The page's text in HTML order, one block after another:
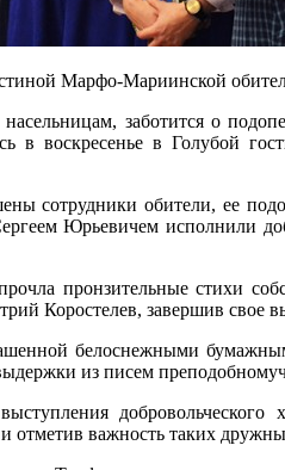
Марфо-Мариинской
заботится о
в воскресенье в Голубой
сотрудники обители, ее
Юрьевичем исполнили
пронзительные стихи
Коростелев, завершив
белоснежными
из писем
отметив важность таких